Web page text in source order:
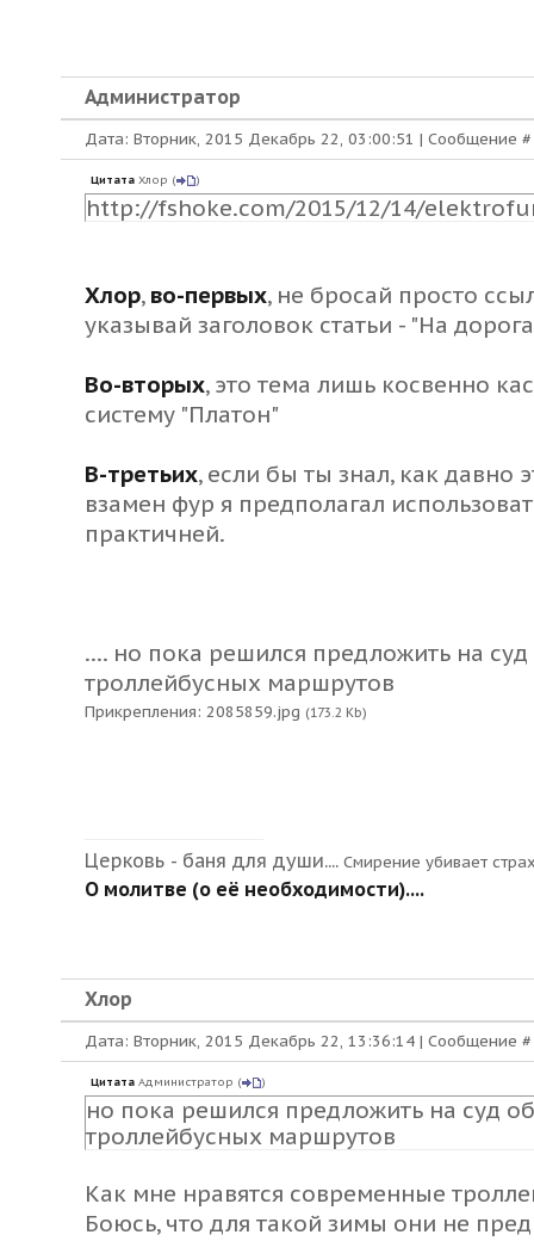
Администратор
Дата: Вторник, 2015 Декабрь 22, 03:00:51 | Сообщение
Цитата Хлор ( )
http://fshoke.com/2015/12/14/
Хлор, во-первых, не бросай просто
указывай заголовок статьи - "На
Во-вторых, это тема лишь косвенно
систему "Платон"
В-третьих, если бы ты знал, как давно
взамен фур я предполагал
практичней.
.... но пока решился предложить на
троллейбусных маршрутов
Прикрепления: 2085859.jpg (173.2 Kb)
Церковь - баня для души.... Смирение убивает
О молитве (о её необходимости)....
Хлор
Дата: Вторник, 2015 Декабрь 22, 13:36:14 | Сообщение
Цитата Администратор ( )
но пока решился предложить на суд
троллейбусных маршрутов
Как мне нравятся современные
Боюсь, что для такой зимы они не